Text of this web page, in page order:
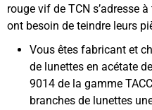
rouge vif de TCN s’adresse
ont besoin de teindre leurs
Vous êtes fabricant et
de lunettes en acétate
9014 de la gamme
branches de lunettes